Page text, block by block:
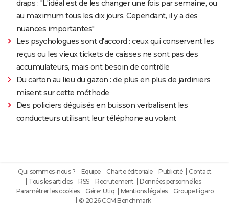
draps : "L'idéal est de les changer une fois par semaine, ou
au maximum tous les dix jours. Cependant, il y a des
nuances importantes"
Les psychologues sont d'accord : ceux qui conservent les
reçus ou les vieux tickets de caisses ne sont pas des
accumulateurs, mais ont besoin de contrôle
Du carton au lieu du gazon : de plus en plus de jardiniers
misent sur cette méthode
Des policiers déguisés en buisson verbalisent les
conducteurs utilisant leur téléphone au volant
Qui sommes-nous ? Equipe Charte éditoriale Publicité
Contact
Tous les articles
RSS Recrutement
Données personnelles
Paramétrer les cookies
Gérer Utiq Mentions légales
Groupe Figaro
© 2026 CCM Benchmark